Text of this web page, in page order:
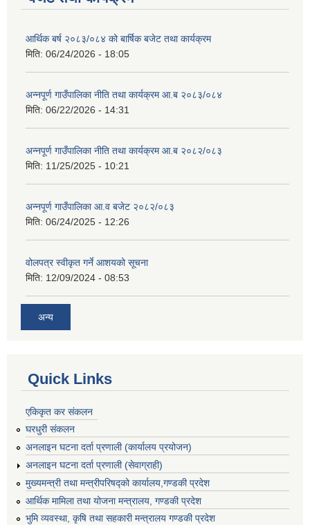
आर्थिक बर्ष २०८३/०८४ को बार्षिक बजेट तथा कार्यक्रम
मिति: 06/24/2026 - 18:05
अन्नपूर्ण गाउँपालिका नीति तथा कार्यक्रम आ.ब २०८३/०८४
मिति: 06/22/2026 - 14:31
अन्नपूर्ण गाउँपालिका नीति तथा कार्यक्रम आ.ब २०८२/०८३
मिति: 11/25/2025 - 10:21
अन्नपूर्ण गाउँपालिका आ.व बजेट २०८२/०८३
मिति: 06/24/2025 - 12:26
वोलपत्र स्वीकृत गर्ने आशयको सूचना
मिति: 12/09/2024 - 08:53
अन्य
Quick Links
एकिकृत कर संकलन
घरधुरी संकलन
अनलाइन घटना दर्ता प्रणाली (कार्यालय प्रयोजन)
अनलाइन घटना दर्ता प्रणाली (सेवाग्राही)
मुख्यमन्त्री तथा मन्त्रीपरिषद्को कार्यालय,गण्डकी प्रदेश
आर्थिक मामिला तथा योजना मन्त्रालय, गण्डकी प्रदेश
भुमि व्यवस्था, कृषि तथा सहकारी मन्त्रालय गण्डकी प्रदेश